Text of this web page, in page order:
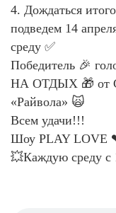
4. Дождаться
подведем 14
среду ✅
Победитель 🎉
НА ОТДЫХ 🎁 от
«Райвола» 🙀
Всем удачи!!!
Шоу PLAY LOVE
💥Каждую среду с